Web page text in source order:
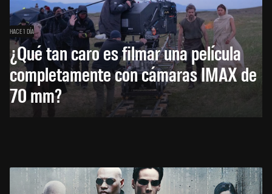
HACE 1 DÍA
¿Qué tan caro es filmar una película
completamente con cámaras IMAX de
70 mm?